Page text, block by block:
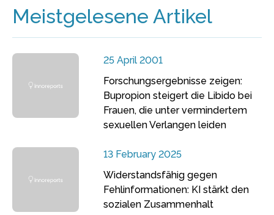
Meistgelesene Artikel
25 April 2001
Forschungsergebnisse zeigen:
Bupropion steigert die Libido bei
Frauen, die unter vermindertem
sexuellen Verlangen leiden
13 February 2025
Widerstandsfähig gegen
Fehlinformationen: KI stärkt den
sozialen Zusammenhalt